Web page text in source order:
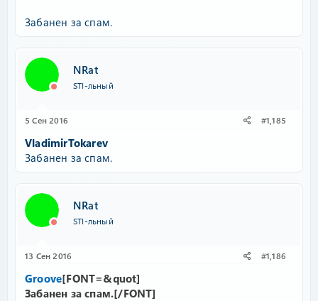
Забанен за спам.
NRat
STI-льный
5 Сен 2016 #1,185
VladimirTokarev
Забанен за спам.
NRat
STI-льный
13 Сен 2016 #1,186
Groove[FONT=&quot]
Забанен за спам.[/FONT]